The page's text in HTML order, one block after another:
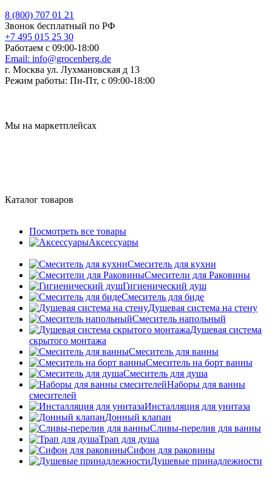
8 (800) 707 01 21
Звонок бесплатный по РФ
+7 495 015 25 30
Работаем с 09:00-18:00
Email: info@grocenberg.de
г. Москва ул. Лухмановская д 13
Режим работы: Пн-Пт, с 09:00-18:00
Мы на маркетплейсах
Каталог товаров
Посмотреть все товары
Аксессуары
Смеситель для кухни
Смесители для Раковины
Гигиенический душ
Смеситель для биде
Душевая система на стену
Смеситель напольный
Душевая система
скрытого монтажа
Смеситель для ванны
Смеситель на борт ванны
Смеситель для душа
Наборы для ванны
смесителей
Инсталляция для унитаза
Донный клапан
Cливы-перелив для ванны
Трап для душа
Сифон для раковины
Душевые принадлежности